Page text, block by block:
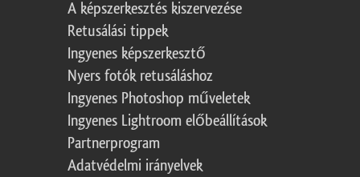
A képszerkesztés kiszervezése
Retusálási tippek
Ingyenes képszerkesztő
Nyers fotók retusáláshoz
Ingyenes Photoshop műveletek
Ingyenes Lightroom előbeállítások
Partnerprogram
Adatvédelmi irányelvek